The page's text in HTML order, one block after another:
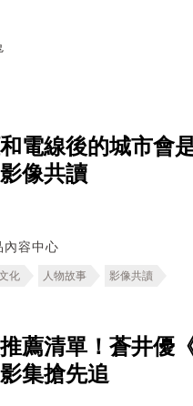
電線後的城市會
像共讀
內容中心
化 人物故事 影像共讀
薦清單！蒼井優
集搶先追